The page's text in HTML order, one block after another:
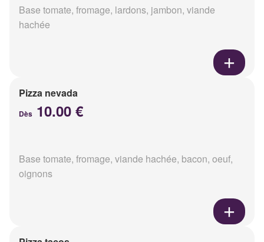
Base tomate, fromage, lardons, jambon, viande
hachée
Pizza nevada
Dès 10.00 €
Base tomate, fromage, viande hachée, bacon, oeuf,
oignons